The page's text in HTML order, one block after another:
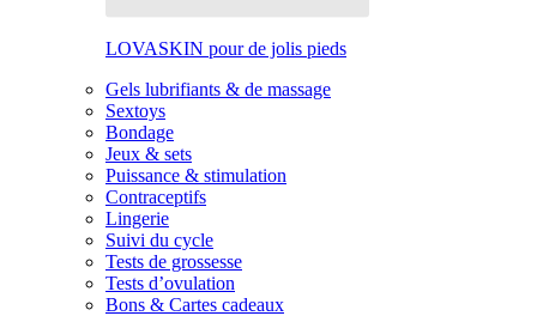
LOVASKIN pour de jolis pieds
Gels lubrifiants & de massage
Sextoys
Bondage
Jeux & sets
Puissance & stimulation
Contraceptifs
Lingerie
Suivi du cycle
Tests de grossesse
Tests d’ovulation
Bons & Cartes cadeaux